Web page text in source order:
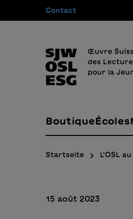
Passer à la
Contact
Œuvre
des
pour la
BoutiqueÉcoles
Startseite L’OSL
15 août 2023